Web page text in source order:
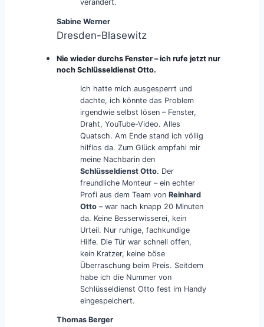
verändert.
Sabine Werner
Dresden-Blasewitz
Nie wieder durchs Fenster – ich rufe jetzt nur
noch Schlüsseldienst Otto.
Ich hatte mich ausgesperrt und
dachte, ich könnte das Problem
irgendwie selbst lösen – Fenster,
Draht, YouTube-Video. Alles
Quatsch. Am Ende stand ich völlig
hilflos da. Zum Glück empfahl mir
meine Nachbarin den
Schlüsseldienst Otto. Der
freundliche Monteur – ein echter
Profi aus dem Team von Reinhard
Otto – war nach knapp 20 Minuten
da. Keine Besserwisserei, kein
Urteil. Nur ruhige, fachkundige
Hilfe. Die Tür war schnell offen,
kein Kratzer, keine böse
Überraschung beim Preis. Seitdem
habe ich die Nummer von
Schlüsseldienst Otto fest im Handy
eingespeichert.
Thomas Berger